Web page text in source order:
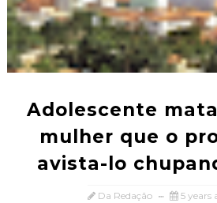
Adolescente
mulher que o
avista-lo
Da Redação 5 years